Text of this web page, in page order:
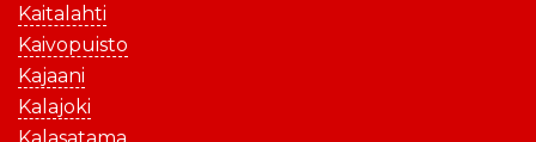
Kaitalahti
Kaivopuisto
Kajaani
Kalajoki
Kalasatama